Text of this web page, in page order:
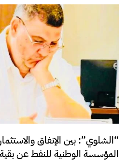
“الشلوي”: بين الإنفاق
المؤسسة الوطنية للنفط عن بقية